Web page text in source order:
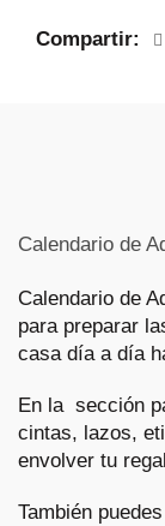
Compartir
Calendario de
Calendario de
para preparar
casa día a día
En la sección
cintas, lazos,
envolver tu
También